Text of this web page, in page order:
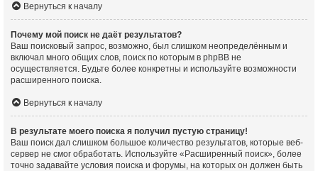
Вернуться к началу
Почему мой поиск не даёт результатов?
Ваш поисковый запрос, возможно, был слишком неопределённым и
включал много общих слов, поиск по которым в phpBB не
осуществляется. Будьте более конкретны и используйте возможности
расширенного поиска.
Вернуться к началу
В результате моего поиска я получил пустую страницу!
Ваш поиск дал слишком большое количество результатов, которые веб-
сервер не смог обработать. Используйте «Расширенный поиск», более
точно задавайте условия поиска и форумы, на которых он должен быть